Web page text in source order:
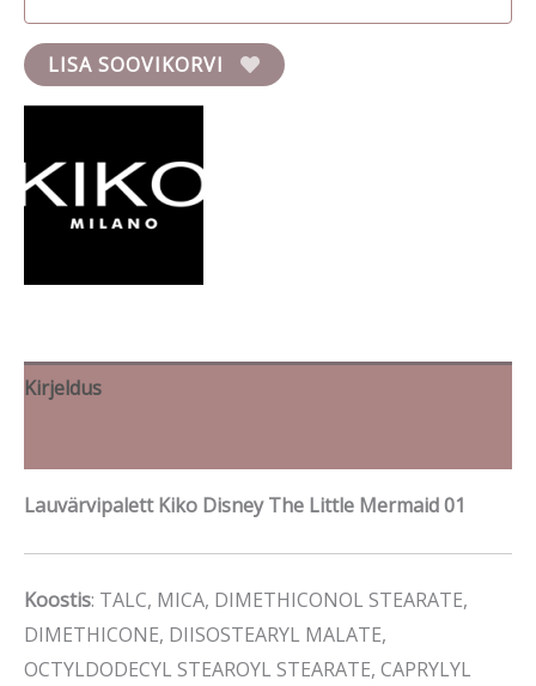
LISA SOOVIKORVI
Kirjeldus
Lauvärvipalett Kiko Disney The Little Mermaid 01
Koostis: TALC, MICA, DIMETHICONOL STEARATE,
DIMETHICONE, DIISOSTEARYL MALATE,
OCTYLDODECYL STEAROYL STEARATE, CAPRYLYL